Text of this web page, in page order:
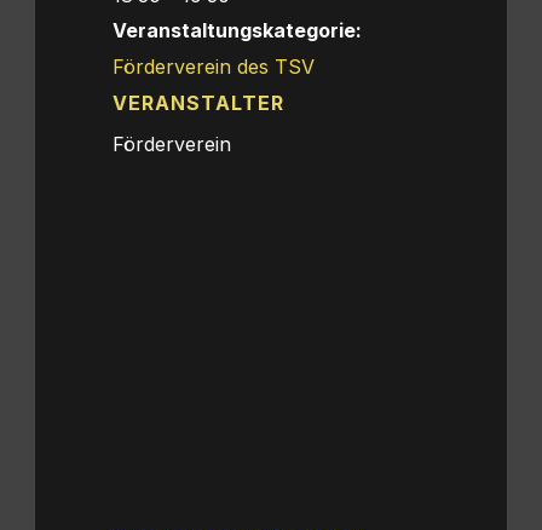
Veranstaltungskategorie:
Förderverein des TSV
VERANSTALTER
Förderverein